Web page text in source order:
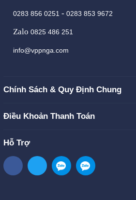
0283 856 0251 - 0283 853 9672
Zalo 0825 486 251
info@vppnga.com
Chính Sách & Quy Định Chung
Điều Khoản Thanh Toán
Hỗ Trợ